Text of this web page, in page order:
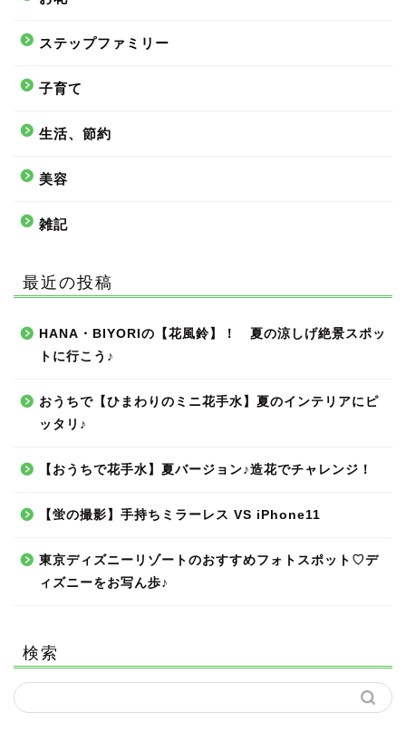
ステップファミリー
子育て
生活、節約
美容
雑記
最近の投稿
HANA・BIYORIの【花風鈴】！ 夏の涼しげ絶景スポッ
トに行こう♪
おうちで【ひまわりのミニ花手水】夏のインテリアにピ
ッタリ♪
【おうちで花手水】夏バージョン♪造花でチャレンジ！
【蛍の撮影】手持ちミラーレス VS iPhone11
東京ディズニーリゾートのおすすめフォトスポット♡デ
ィズニーをお写ん歩♪
検索